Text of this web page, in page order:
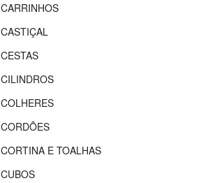
CARRINHOS
CASTIÇAL
CESTAS
CILINDROS
COLHERES
CORDÕES
CORTINA E TOALHAS
CUBOS